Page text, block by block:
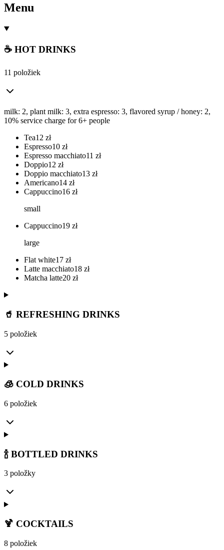
Menu
☕ HOT DRINKS
11 položiek
milk: 2, plant milk: 3, extra espresso: 3, flavored syrup / honey: 2,
10% service charge for 6+ people
Tea12 zł
Espresso10 zł
Espresso macchiato11 zł
Doppio12 zł
Doppio macchiato13 zł
Americano14 zł
Cappuccino16 zł
small
Cappuccino19 zł
large
Flat white17 zł
Latte macchiato18 zł
Matcha latte20 zł
🥤 REFRESHING DRINKS
5 položiek
🧊 COLD DRINKS
6 položiek
🍾 BOTTLED DRINKS
3 položky
🍹 COCKTAILS
8 položiek